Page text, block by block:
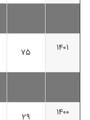
۱۴۰۱ ۷۵
۱۴۰۰ ۲۹